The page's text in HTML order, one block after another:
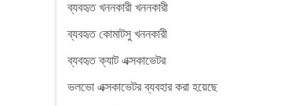
ব্যবহৃত খননকারী খননকারী
ব্যবহৃত কোমাটসু খননকারী
ব্যবহৃত ক্যাট এক্সকাভেটর
ভলভো এক্সকাভেটর ব্যবহার করা হয়েছে